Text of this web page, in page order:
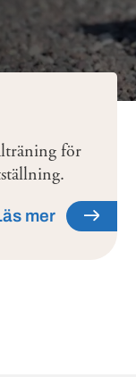
för
mer